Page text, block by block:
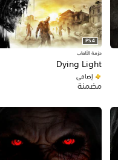
Dying Light
PS4
حزمة الألعاب
إضافي
مضمنة